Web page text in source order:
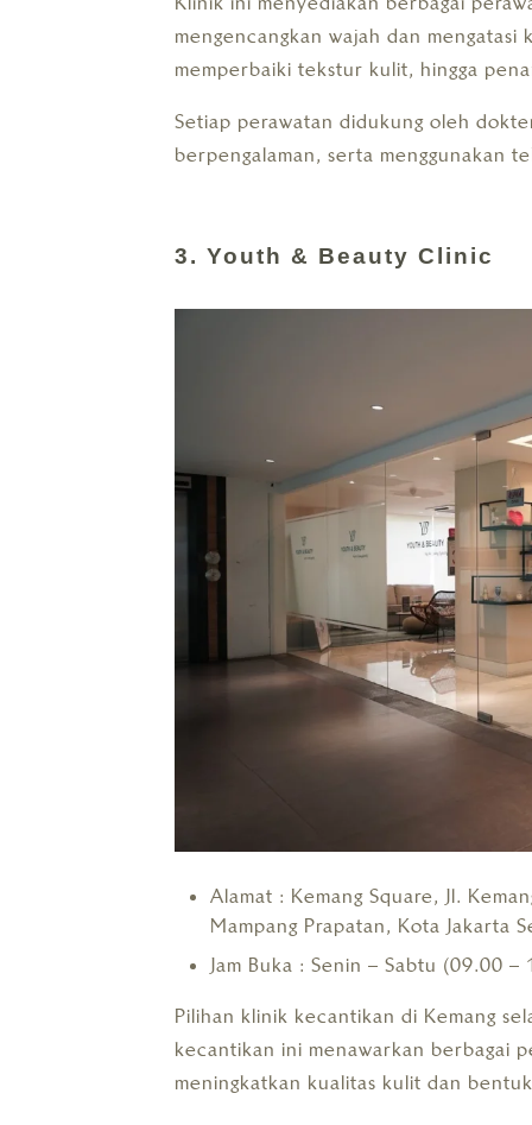
mengencangkan wajah dan
memperbaiki tekstur kulit, hingga
Setiap perawatan didukung oleh
berpengalaman, serta menggunakan
3. Youth & Beauty Clinic
Alamat : Kemang Square, Jl.
Mampang Prapatan, Kota Jakarta
Jam Buka : Senin – Sabtu (09.00 –
Pilihan klinik kecantikan di Kemang
kecantikan ini menawarkan berbagai
meningkatkan kualitas kulit dan